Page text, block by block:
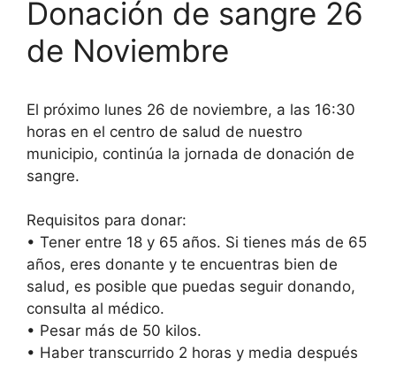
Donación de sangre 26
de Noviembre
El próximo lunes 26 de noviembre, a las 16:30
horas en el centro de salud de nuestro
municipio, continúa la jornada de donación de
sangre.
Requisitos para donar:
• Tener entre 18 y 65 años. Si tienes más de 65
años, eres donante y te encuentras bien de
salud, es posible que puedas seguir donando,
consulta al médico.
• Pesar más de 50 kilos.
• Haber transcurrido 2 horas y media después